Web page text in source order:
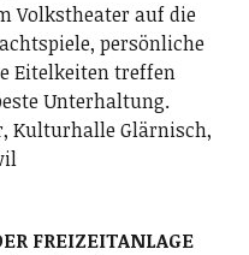
Volkstheater auf die
persönliche
Eitelkeiten treffen
Unterhaltung.
Kulturhalle Glärnisch,
FREIZEITANLAGE